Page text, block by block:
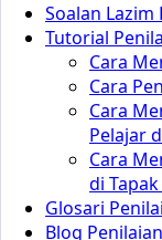
Soalan
Tutorial
Cara
Cara
Cara
Pelajar
Cara
di
Glosari
Blog